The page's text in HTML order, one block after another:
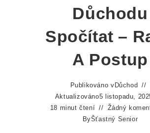
Důchodu
Spočítat –
A Postup
Publikováno v Důchod
Aktualizováno5 listopadu,
18 minut čtení
Žádný
ByŠťastný Senior